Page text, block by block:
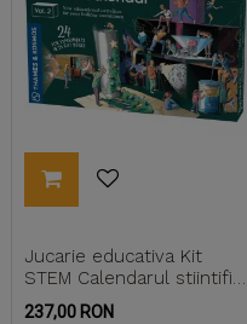
Jucarie educativa Kit
STEM Calendarul stiintific
de Advent...
Pret
237,00 RON